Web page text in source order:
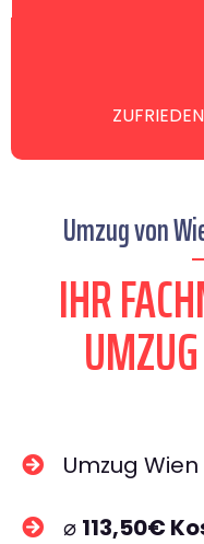
Umzug von
IHR
Umzug
⌀ 113,50€